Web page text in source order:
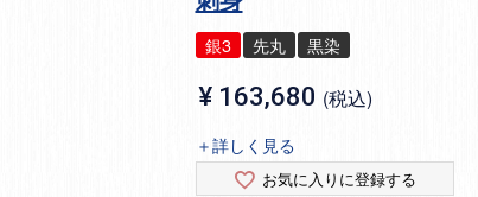
銀3 先丸 黒染
¥ 163,680 税込
＋詳しく見る
お気に入りに登録する